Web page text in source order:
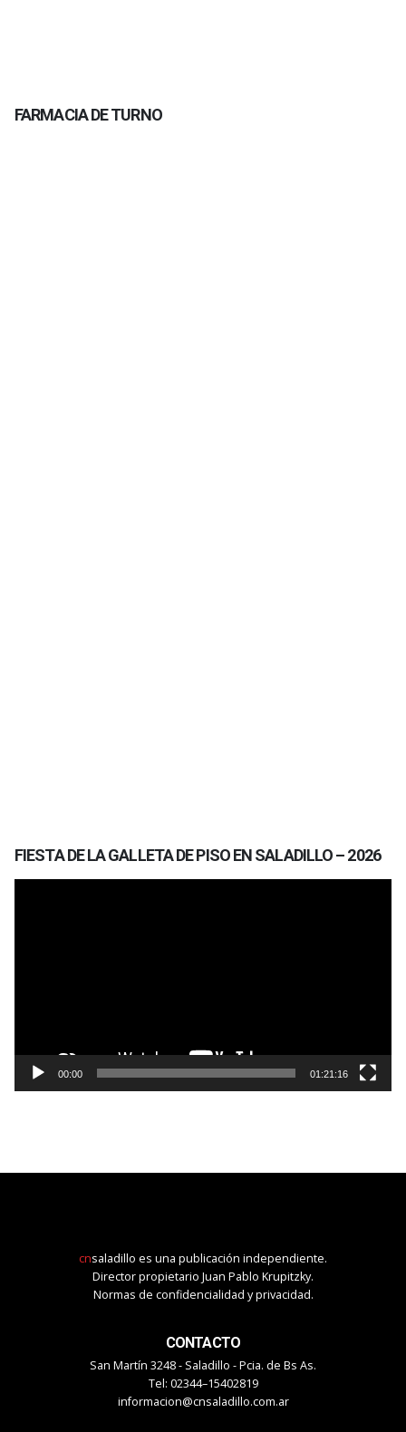
FARMACIA DE TURNO
FIESTA DE LA GALLETA DE PISO EN SALADILLO – 2026
00:00 01:21:16
cnsaladillo es una publicación independiente.
Director propietario Juan Pablo Krupitzky.
Normas de confidencialidad y privacidad.
CONTACTO
San Martín 3248 - Saladillo - Pcia. de Bs As.
Tel: 02344–15402819
informacion@cnsaladillo.com.ar